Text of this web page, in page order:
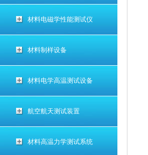
材料电磁学性能测试仪
材料制样设备
材料电学高温测试设备
航空航天测试装置
材料高温力学测试系统